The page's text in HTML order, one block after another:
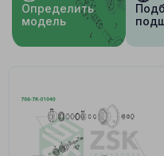
Определить
модель